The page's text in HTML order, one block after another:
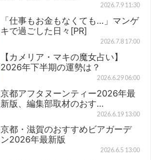
2026.7.9 11:30
「仕事もお金もなくても…」マンゲ
キで過ごした日々[PR]
2026.7.8 17:00
【カメリア・マキの魔女占い】
2026年下半期の運勢は？
2026.6.29 06:00
京都アフタヌーンティー2026年最
新版、編集部取材のおす…
2026.6.19 13:00
京都・滋賀のおすすめビアガーデ
ン2026年最新版
2026.6.5 13:00